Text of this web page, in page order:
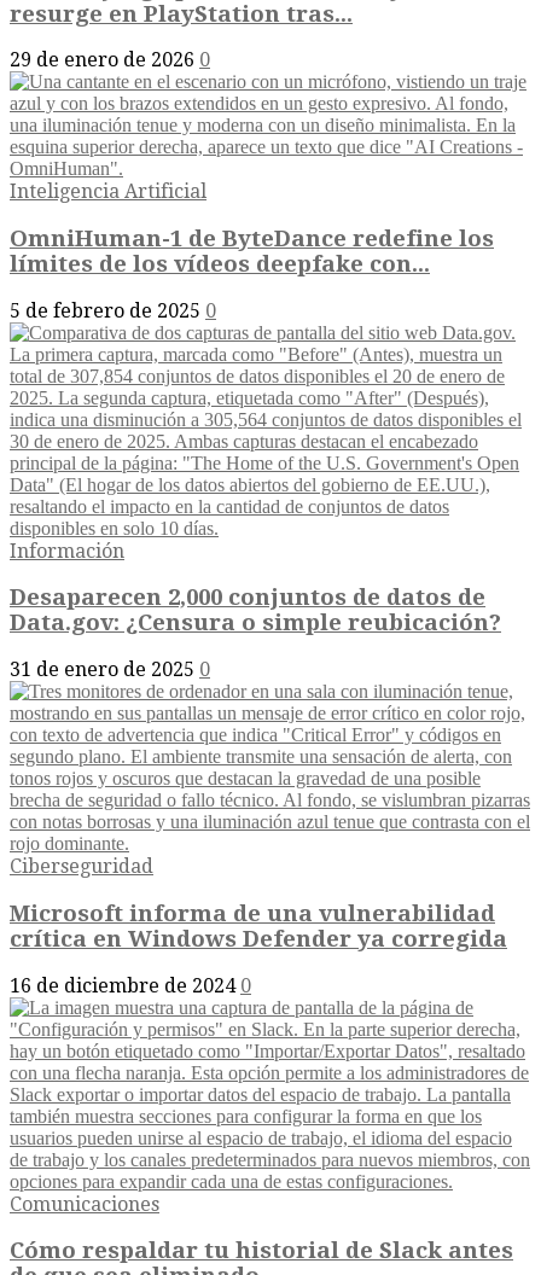
resurge en PlayStation tras...
29 de enero de 2026 0
Inteligencia Artificial
OmniHuman-1 de ByteDance redefine los
límites de los vídeos deepfake con...
5 de febrero de 2025 0
Información
Desaparecen 2,000 conjuntos de datos de
Data.gov: ¿Censura o simple reubicación?
31 de enero de 2025 0
Ciberseguridad
Microsoft informa de una vulnerabilidad
crítica en Windows Defender ya corregida
16 de diciembre de 2024 0
Comunicaciones
Cómo respaldar tu historial de Slack antes